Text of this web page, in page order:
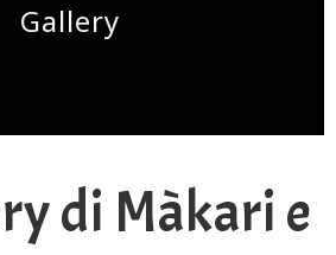
Gallery
di Màkari e